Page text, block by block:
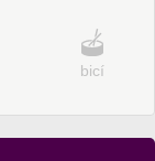
bicí